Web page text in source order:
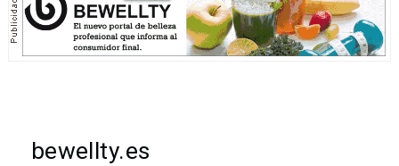
bewellty.es